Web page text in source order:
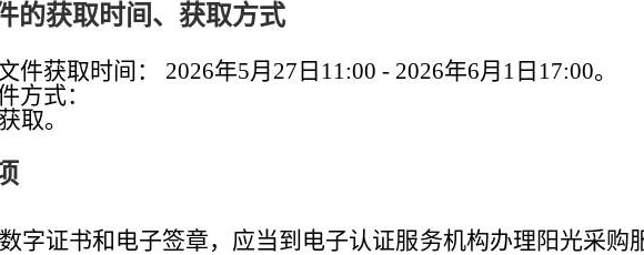
的获取时间、获取方式
件获取时间： 2026年5月 27 日 11:00 - 2026年6月 1 日 17:00。
方式：
取。
数字证书和电子签章，应当到电子认证服务机构办理阳光采购